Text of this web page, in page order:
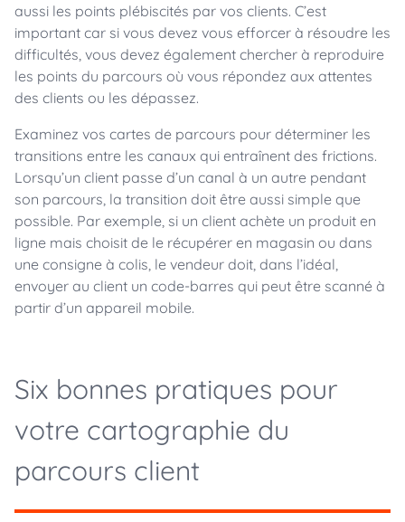
aussi les points plébiscités par vos clients. C’est
important car si vous devez vous efforcer à résoudre les
difficultés, vous devez également chercher à reproduire
les points du parcours où vous répondez aux attentes
des clients ou les dépassez.
Examinez vos cartes de parcours pour déterminer les
transitions entre les canaux qui entraînent des frictions.
Lorsqu’un client passe d’un canal à un autre pendant
son parcours, la transition doit être aussi simple que
possible. Par exemple, si un client achète un produit en
ligne mais choisit de le récupérer en magasin ou dans
une consigne à colis, le vendeur doit, dans l’idéal,
envoyer au client un code-barres qui peut être scanné à
partir d’un appareil mobile.
Six bonnes pratiques pour
votre cartographie du
parcours client